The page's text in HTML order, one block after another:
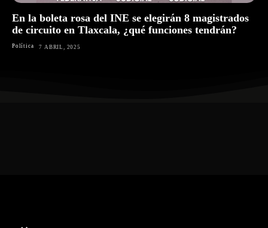
En la boleta rosa del INE se elegirán 8 magistrados
de circuito en Tlaxcala, ¿qué funciones tendrán?
Política 7 ABRIL, 2025